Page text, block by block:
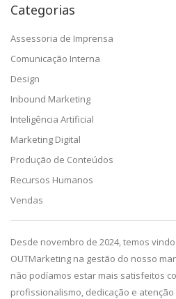
Categorias
Assessoria de Imprensa
Comunicação Interna
Design
Inbound Marketing
Inteligência Artificial
Marketing Digital
Produção de Conteúdos
Recursos Humanos
Vendas
Desde novembro de 2024, temos
OUTMarketing na gestão do nosso
não podíamos estar mais satisfeitos
profissionalismo, dedicação e